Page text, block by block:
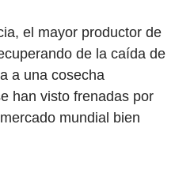
el mayor productor de
de la caída de
a una cosecha
han visto frenadas por
mundial bien